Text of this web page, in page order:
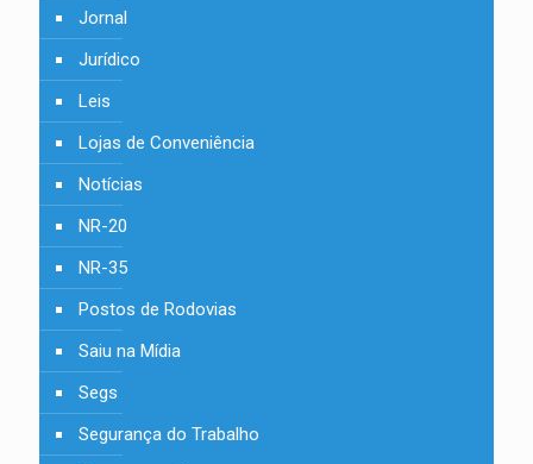
Jornal
Jurídico
Leis
Lojas de Conveniência
Notícias
NR-20
NR-35
Postos de Rodovias
Saiu na Mídia
Segs
Segurança do Trabalho